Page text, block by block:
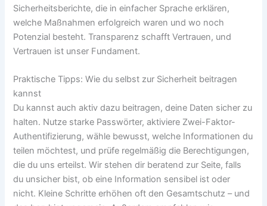
Sicherheitsberichte, die in einfacher Sprache erklären,
welche Maßnahmen erfolgreich waren und wo noch
Potenzial besteht. Transparenz schafft Vertrauen, und
Vertrauen ist unser Fundament.
Praktische Tipps: Wie du selbst zur Sicherheit beitragen
kannst
Du kannst auch aktiv dazu beitragen, deine Daten sicher zu
halten. Nutze starke Passwörter, aktiviere Zwei-Faktor-
Authentifizierung, wähle bewusst, welche Informationen du
teilen möchtest, und prüfe regelmäßig die Berechtigungen,
die du uns erteilst. Wir stehen dir beratend zur Seite, falls
du unsicher bist, ob eine Information sensibel ist oder
nicht. Kleine Schritte erhöhen oft den Gesamtschutz – und